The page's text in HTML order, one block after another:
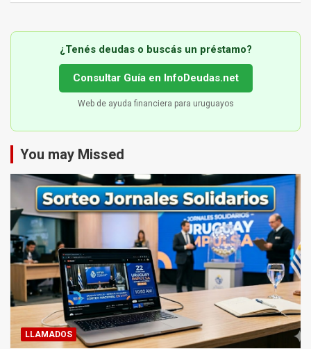
¿Tenés deudas o buscás un préstamo?
Consultar Guía en InfoDeudas.net
Web de ayuda financiera para uruguayos
You may Missed
LLAMADOS